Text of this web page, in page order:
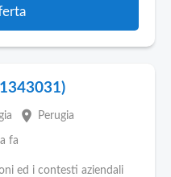
place Perugia
fa
ed i contesti aziendali